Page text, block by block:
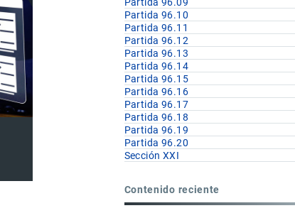
Partida 96.09
Partida 96.10
Partida 96.11
Partida 96.12
Partida 96.13
Partida 96.14
Partida 96.15
Partida 96.16
Partida 96.17
Partida 96.18
Partida 96.19
Partida 96.20
Sección XXI
Contenido reciente